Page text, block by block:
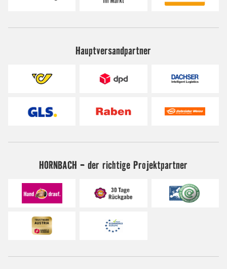
Hauptversandpartner
HORNBACH - der richtige Projektpartner